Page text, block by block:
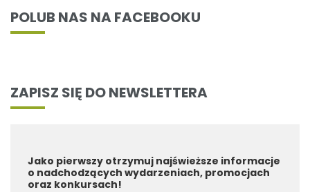
POLUB NAS NA FACEBOOKU
ZAPISZ SIĘ DO NEWSLETTERA
Jako pierwszy otrzymuj najświeższe informacje
o nadchodzących wydarzeniach, promocjach
oraz konkursach!